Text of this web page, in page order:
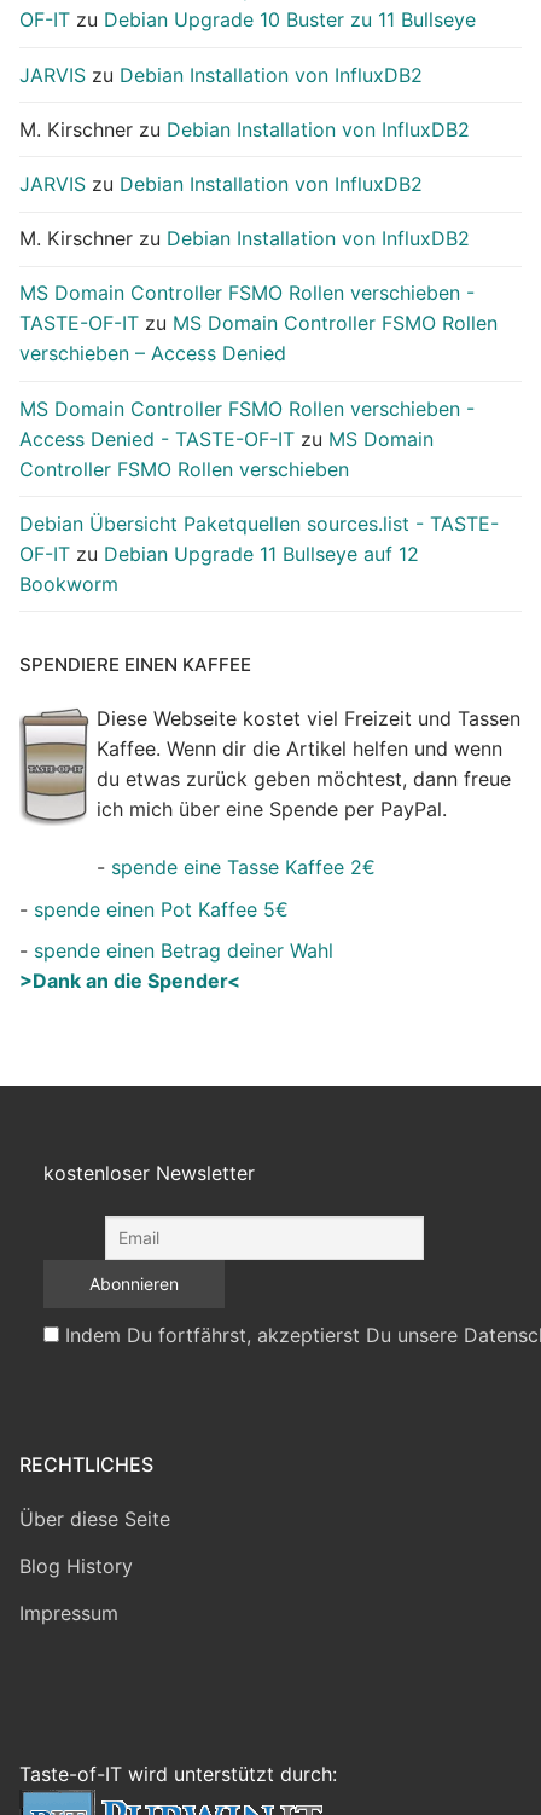
OF-IT zu Debian Upgrade 10 Buster zu 11 Bullseye
JARVIS zu Debian Installation von InfluxDB2
M. Kirschner zu Debian Installation von InfluxDB2
JARVIS zu Debian Installation von InfluxDB2
M. Kirschner zu Debian Installation von InfluxDB2
MS Domain Controller FSMO Rollen verschieben -
TASTE-OF-IT zu MS Domain Controller FSMO Rollen
verschieben – Access Denied
MS Domain Controller FSMO Rollen verschieben -
Access Denied - TASTE-OF-IT zu MS Domain
Controller FSMO Rollen verschieben
Debian Übersicht Paketquellen sources.list - TASTE-
OF-IT zu Debian Upgrade 11 Bullseye auf 12
Bookworm
SPENDIERE EINEN KAFFEE
Diese Webseite kostet viel Freizeit und Tassen
Kaffee. Wenn dir die Artikel helfen und wenn
du etwas zurück geben möchtest, dann freue
ich mich über eine Spende per PayPal.
- spende eine Tasse Kaffee 2€
- spende einen Pot Kaffee 5€
- spende einen Betrag deiner Wahl
>Dank an die Spender<
kostenloser Newsletter
Indem Du fortfährst, akzeptierst Du unsere
RECHTLICHES
Über diese Seite
Blog History
Impressum
Taste-of-IT wird unterstützt durch: